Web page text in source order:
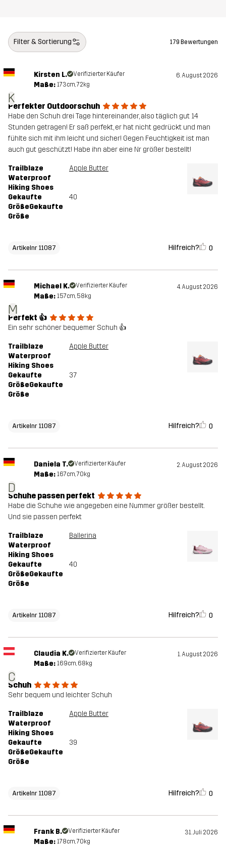
Zwischensohle 100% Ethylene-vinyl Acetate
Laufsohle 100% Gummi
Gewicht
Entworfen für WANDERN ALLROUND
Artikelnummer 11087_4106
Filter & Sortierung 179 Bewertungen
K
Kirsten L. Verifizierter Käufer 6. August 2026
Maße: 173cm, 72kg
Perfekter Outdoorschuh
Habe den Schuh drei Tage hintereinander, also täglich gut 14
Stunden getragen! Er saß perfekt, er hat nicht gedrückt und man
fühlte sich mit ihm leicht und sicher! Gegen Feuchtigkeit ist man
auch gut geschützt! Habe ihn aber eine Nr größer bestellt!
Trailblaze
Waterproof
Hiking Shoes
Apple Butter
Gekaufte
GrößeGekaufte
Größe
40
Artikelnr 11087 Hilfreich? 0
M
Michael K. Verifizierter Käufer 4. August 2026
Maße: 157cm, 58kg
Perfekt 👍
Ein sehr schöner bequemer Schuh 👍
Trailblaze
Waterproof
Hiking Shoes
Apple Butter
Gekaufte
GrößeGekaufte
Größe
37
Artikelnr 11087 Hilfreich? 0
D
Daniela T. Verifizierter Käufer 2. August 2026
Maße: 167cm, 70kg
Schuhe passen perfekt
Habe die Schuhe wie angegeben eine Nummer größer bestellt.
Und sie passen perfekt
Trailblaze
Waterproof
Hiking Shoes
Ballerina
Gekaufte
GrößeGekaufte
Größe
40
Artikelnr 11087 Hilfreich? 0
C
Claudia K. Verifizierter Käufer 1. August 2026
Maße: 169cm, 68kg
Schuh
Sehr bequem und leichter Schuh
Trailblaze
Waterproof
Hiking Shoes
Apple Butter
Gekaufte
GrößeGekaufte
Größe
39
Artikelnr 11087 Hilfreich? 0
Frank B. Verifizierter Käufer 31. Juli 2026
Maße: 178cm, 70kg